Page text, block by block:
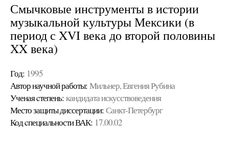
Смычковые инструменты в истории
музыкальной культуры Мексики (в
период с XVI века до второй половины
XX века)
Год: 1995
Автор научной работы: Мильнер, Евгения Рубина
Ученая cтепень: кандидата искусствоведения
Место защиты диссертации: Санкт-Петербург
Код cпециальности ВАК: 17.00.02